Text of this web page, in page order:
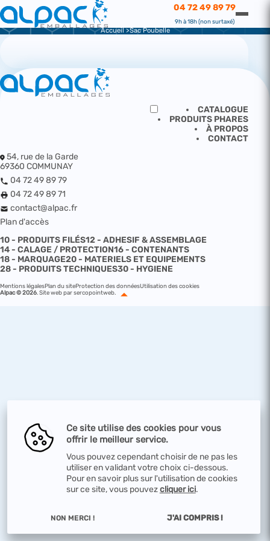
04 72 49 89 79
9h à 18h (non surtaxé)
SAC POUBELLE
Accueil Sac Poubelle
Ce site utilise des cookies pour vous
offrir le meilleur service.
Vous pouvez cependant choisir de ne pas les
utiliser en validant votre choix ci-dessous.
Pour en savoir plus sur l'utilisation de cookies
sur ce site, vous pouvezcliquer ici.
NON MERCI ! J'AI COMPRIS !
CATALOGUE
PRODUITS PHARES
À PROPOS
CONTACT
54, rue de la Garde
69360 COMMUNAY
04 72 49 89 79
04 72 49 89 71
contact@alpac.fr
Plan d'accès
10 - PRODUITS FILÉS12 - ADHESIF & ASSEMBLAGE
14 - CALAGE / PROTECTION16 - CONTENANTS
18 - MARQUAGE20 - MATERIELS ET EQUIPEMENTS
28 - PRODUITS TECHNIQUES30 - HYGIENE
Mentions légalesPlan du siteProtection des donnéesUtilisation des cookies
Alpac © 2026 Site web par sercopointweb